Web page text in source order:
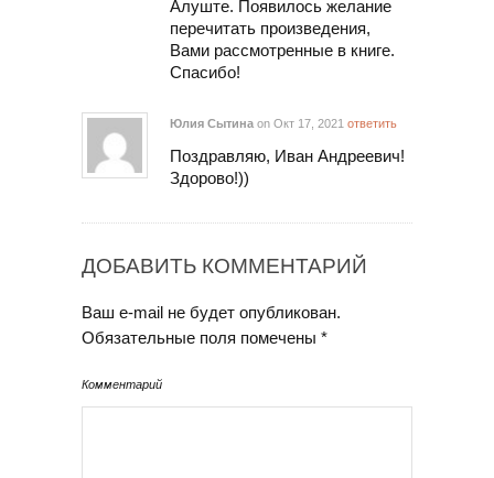
Алуште. Появилось желание
перечитать произведения,
Вами рассмотренные в книге.
Спасибо!
Юлия Сытина on Окт 17, 2021 ответить
Поздравляю, Иван Андреевич!
Здорово!))
ДОБАВИТЬ КОММЕНТАРИЙ
Ваш e-mail не будет опубликован.
Обязательные поля помечены *
Комментарий